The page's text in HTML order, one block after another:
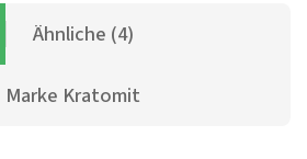
Ähnliche (4)
Marke Kratomit